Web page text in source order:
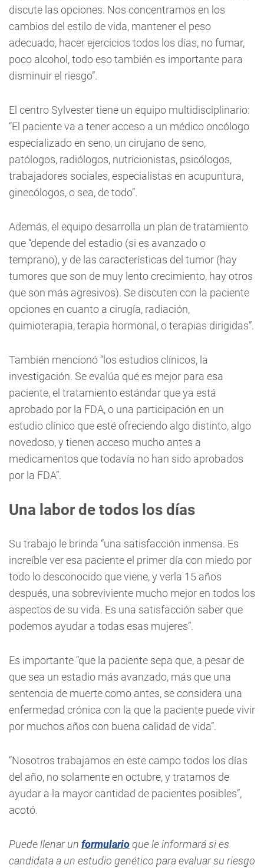
discute las opciones. Nos concentramos en los
cambios del estilo de vida, mantener el peso
adecuado, hacer ejercicios todos los días, no fumar,
poco alcohol, todo eso también es importante para
disminuir el riesgo”.
El centro Sylvester tiene un equipo multidisciplinario:
“El paciente va a tener acceso a un médico oncólogo
especializado en seno, un cirujano de seno,
patólogos, radiólogos, nutricionistas, psicólogos,
trabajadores sociales, especialistas en acupuntura,
ginecólogos, o sea, de todo”.
Además, el equipo desarrolla un plan de tratamiento
que “depende del estadio (si es avanzado o
temprano), y de las características del tumor (hay
tumores que son de muy lento crecimiento, hay otros
que son más agresivos). Se discuten con la paciente
opciones en cuanto a cirugía, radiación,
quimioterapia, terapia hormonal, o terapias dirigidas”.
También mencionó “los estudios clínicos, la
investigación. Se evalúa qué es mejor para esa
paciente, el tratamiento estándar que ya está
aprobado por la FDA, o una participación en un
estudio clínico que esté ofreciendo algo distinto, algo
novedoso, y tienen acceso mucho antes a
medicamentos que todavía no han sido aprobados
por la FDA”.
Una labor de todos los días
Su trabajo le brinda “una satisfacción inmensa. Es
increíble ver esa paciente el primer día con miedo por
todo lo desconocido que viene, y verla 15 años
después, una sobreviviente mucho mejor en todos los
aspectos de su vida. Es una satisfacción saber que
podemos ayudar a todas esas mujeres”.
Es importante “que la paciente sepa que, a pesar de
que sea un estadio más avanzado, más que una
sentencia de muerte como antes, se considera una
enfermedad crónica con la que la paciente puede vivir
por muchos años con buena calidad de vida”.
“Nosotros trabajamos en este campo todos los días
del año, no solamente en octubre, y tratamos de
ayudar a la mayor cantidad de pacientes posibles”,
acotó.
Puede llenar un formularioque le informará si es
candidata a un estudio genético para evaluar su riesgo